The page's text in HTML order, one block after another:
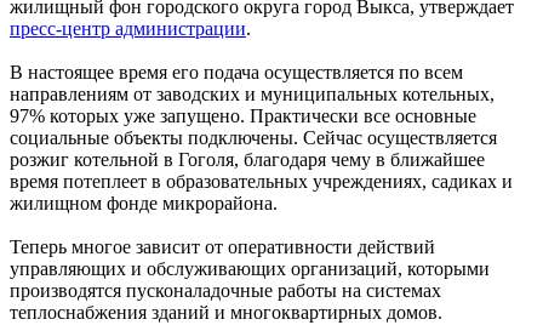
жилищный фон городского округа город Выкса, утверждает
пресс-центр администрации.
В настоящее время его подача осуществляется по всем
направлениям от заводских и муниципальных котельных,
97% которых уже запущено. Практически все основные
социальные объекты подключены. Сейчас осуществляется
розжиг котельной в Гоголя, благодаря чему в ближайшее
время потеплеет в образовательных учреждениях, садиках и
жилищном фонде микрорайона.
Теперь многое зависит от оперативности действий
управляющих и обслуживающих организаций, которыми
производятся пусконаладочные работы на системах
теплоснабжения зданий и многоквартирных домов.